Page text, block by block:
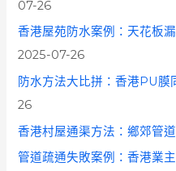
07-26
香港屋苑防水案例：天花板
2025-07-26
防水方法大比拼：香港PU膜
26
香港村屋通渠方法：鄉郊管
管道疏通失敗案例：香港業